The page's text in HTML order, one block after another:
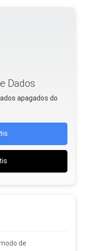
Dados
apagados do
de